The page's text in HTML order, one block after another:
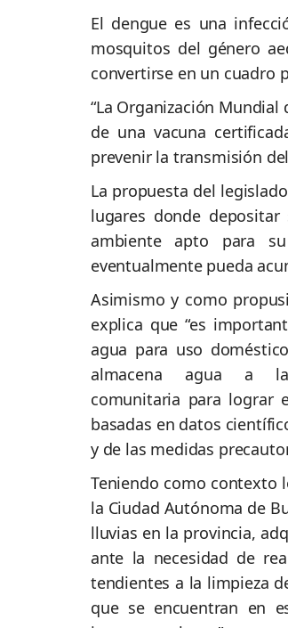
El dengue es una
mosquitos del género
convertirse en un cuadro
“La Organización
de una vacuna
prevenir la transmisión
La propuesta del
lugares donde
ambiente apto para
eventualmente pueda
Asimismo y como
explica que “es
agua para uso
almacena agua a la
comunitaria para lograr
basadas en datos
y de las medidas
Teniendo como contexto
la Ciudad Autónoma de
lluvias en la provincia,
ante la necesidad de
tendientes a la limpieza
que se encuentran en